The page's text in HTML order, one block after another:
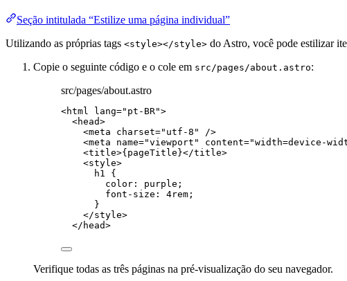
Seção intitulada “Estilize uma página individual”
Utilizando as próprias tags <style></style> do Astro, você pode estilizar
Copie o seguinte código e o cole em src/pages/about.astro:
src/pages/about.astro
<html lang=" pt-BR">
<head>
<meta charset=" utf-8 "
/>
<meta name="viewport " content="width=device-
<title>{ pageTitle }</title>
<style>
h1
{
color : purple ;
font-size : 4rem ;
}
</style>
</ head>
Verifique todas as três páginas na pré-visualização do seu navegador.